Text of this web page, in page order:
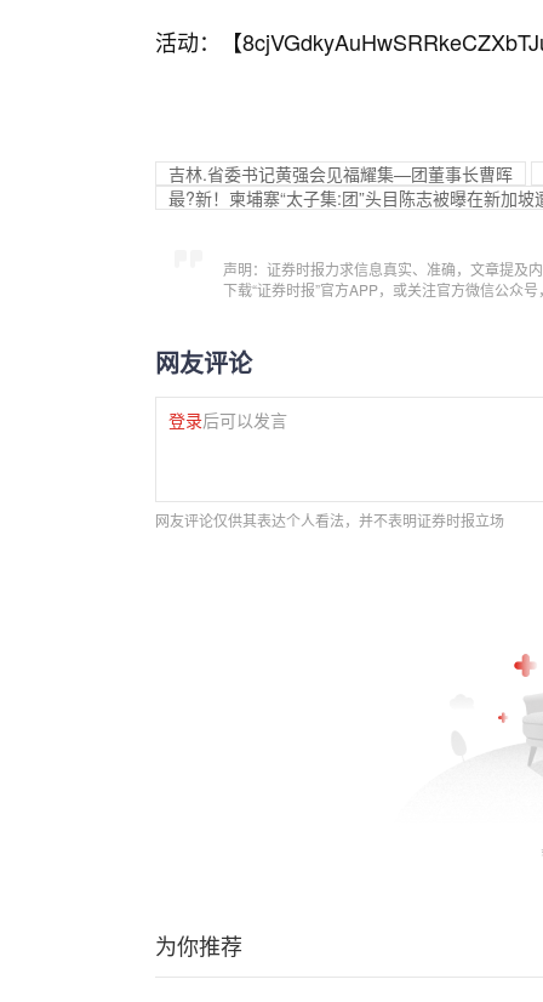
活动：【
吉林.省委书记黄强会见福耀集—团董事长曹晖
最?新！柬埔寨“太子集:团”头目陈志被曝在新加
声明：证券时报力求信息真实、准确，文章提及
下载“证券时报”官方APP，或关注官方微信公众
网友评论
登录后可以发言
网友评论仅供其表达个人看法，并不表明证券时报立场
为你推荐